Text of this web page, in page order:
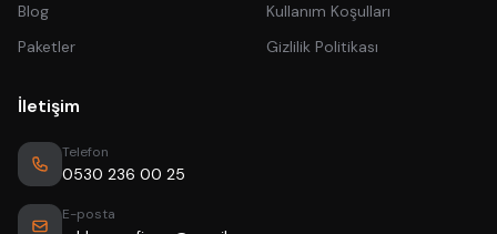
Blog
Paketler
Kullanım Koşulları
Gizlilik Politikası
İletişim
Telefon
0530 236 00 25
E-posta